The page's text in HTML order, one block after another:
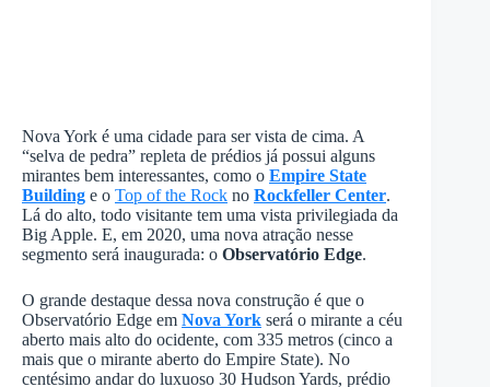
Nova York é uma cidade para ser vista de cima. A
“selva de pedra” repleta de prédios já possui alguns
mirantes bem interessantes, como o Empire State
Building e o Top of the Rock no Rockfeller Center.
Lá do alto, todo visitante tem uma vista privilegiada da
Big Apple. E, em 2020, uma nova atração nesse
segmento será inaugurada: o Observatório Edge.
O grande destaque dessa nova construção é que o
Observatório Edge em Nova York será o mirante a céu
aberto mais alto do ocidente, com 335 metros (cinco a
mais que o mirante aberto do Empire State). No
centésimo andar do luxuoso 30 Hudson Yards, prédio